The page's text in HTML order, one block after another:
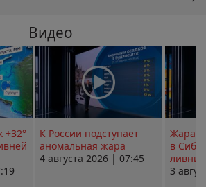
Видео
+32°
К России подступает
аномальная жара
4 августа 2026 | 07:45
Жара в
в
ливни
3